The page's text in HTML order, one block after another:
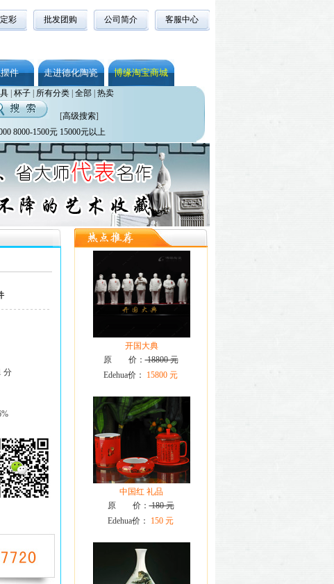
彩 批发团购 公司简介 客服中心
件 走进德化陶瓷 博缘淘宝商城
| 杯子| 所有分类| 全部| 热卖
[高级搜索]
8000-1500元 15000元以上
分
开国大典
原 价：18800 元
Edehua价：
15800 元
中国红 礼品
原 价：180 元
Edehua价：
150 元